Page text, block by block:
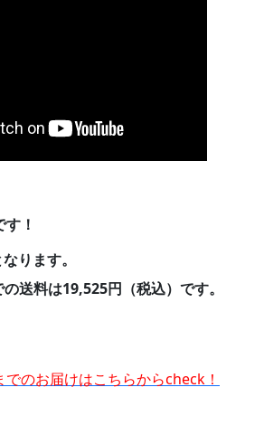
！
なります。
送料は19,525円（税込）です。
のお届けはこちらからcheck！